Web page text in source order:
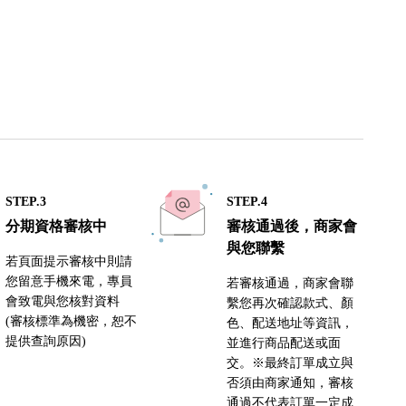
STEP.3
分期資格審核中
若頁面提示審核中則請
您留意手機來電，專員
會致電與您核對資料
(審核標準為機密，恕不
提供查詢原因)
STEP.4
審核通過後，商家會
與您聯繫
若審核通過，商家會聯
繫您再次確認款式、顏
色、配送地址等資訊，
並進行商品配送或面
交。※最終訂單成立與
否須由商家通知，審核
通過不代表訂單一定成